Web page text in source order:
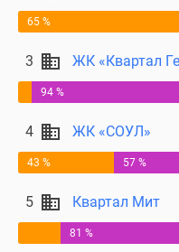
65 %
3 ЖК «Квартал
94 %
4 ЖК «СОУЛ»
43 % 57 %
5 Квартал Мит
81 %